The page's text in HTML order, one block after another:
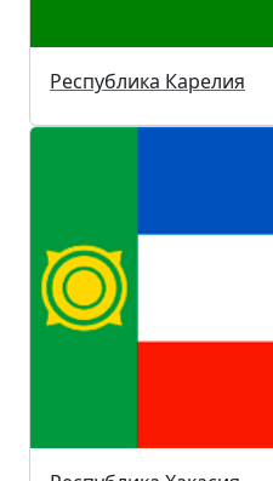
Республика Карелия